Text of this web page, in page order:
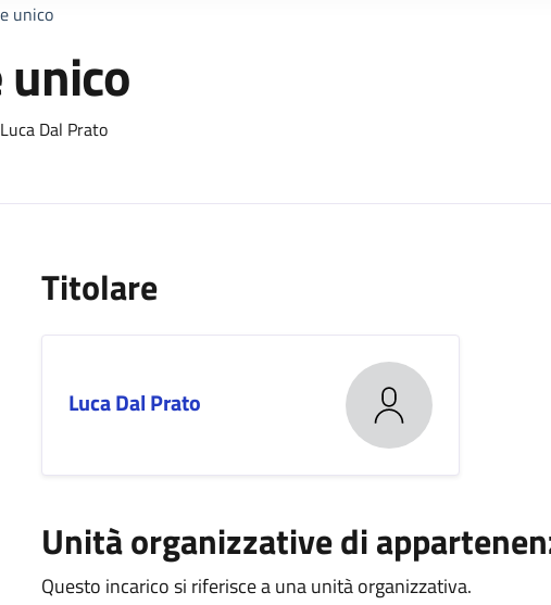
unico
Dal Prato
Titolare
Luca Dal Prato
Unità organizzative di
Questo incarico si riferisce a una unità organizzativa.